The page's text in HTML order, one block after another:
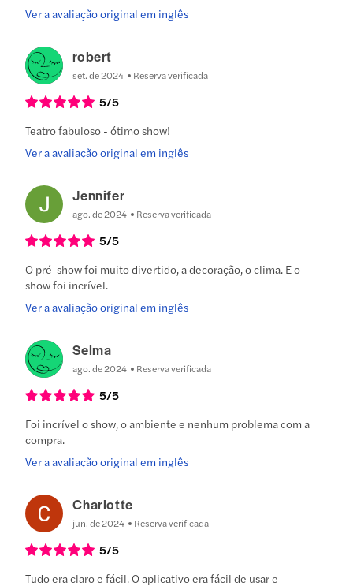
Ver a avaliação original em inglês
robert
set. de 2024 Reserva verificada
5/5
Teatro fabuloso - ótimo show!
Ver a avaliação original em inglês
Jennifer
ago. de 2024 Reserva verificada
5/5
O pré-show foi muito divertido, a decoração, o clima. E o
show foi incrível.
Ver a avaliação original em inglês
Selma
ago. de 2024 Reserva verificada
5/5
Foi incrível o show, o ambiente e nenhum problema com a
compra.
Ver a avaliação original em inglês
Charlotte
jun. de 2024 Reserva verificada
5/5
Tudo era claro e fácil. O aplicativo era fácil de usar e